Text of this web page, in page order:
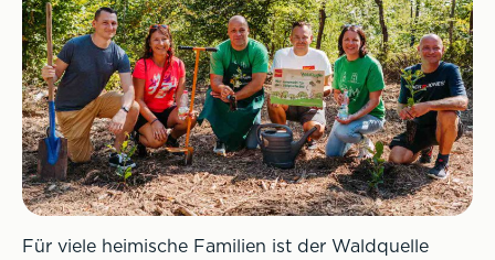
Für viele heimische Familien ist der Waldquelle